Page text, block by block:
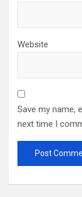
Website
Save my name,
next time I